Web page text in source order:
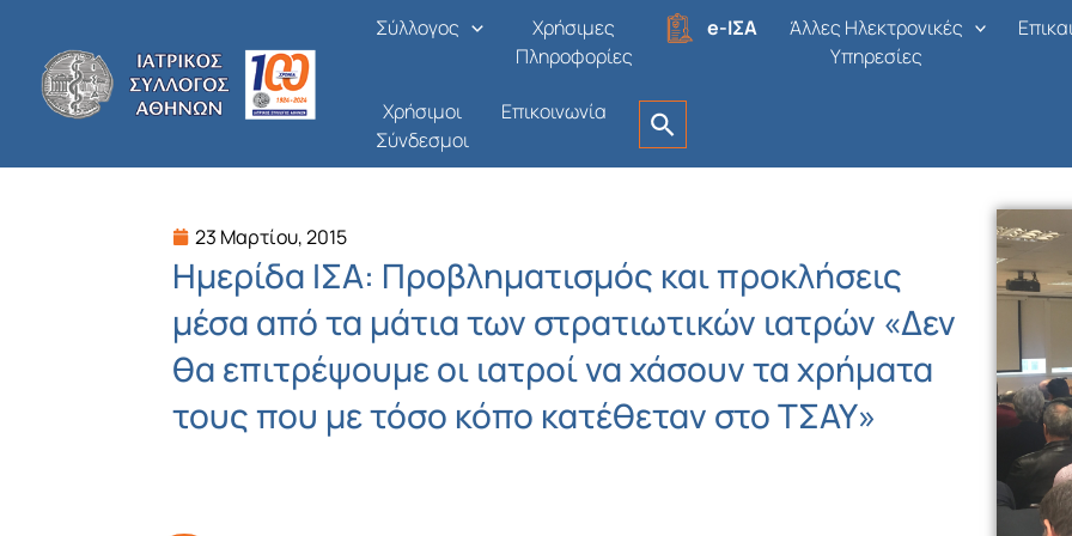
περιεχόμενο
Σύλλογος
Χρήσιμες
Πληροφορίες
e-ΙΣΑ
Άλλες Ηλεκτρονικές
Υπηρεσίες
Χρήσιμοι
Σύνδεσμοι
Επικοινωνία
23 Μαρτίου, 2015
Ημερίδα ΙΣΑ: Προβληματισμός και προκλήσεις
μέσα από τα μάτια των στρατιωτικών ιατρών «Δεν
θα επιτρέψουμε οι ιατροί να χάσουν τα χρήματα
τους που με τόσο κόπο κατέθεταν στο ΤΣΑΥ»